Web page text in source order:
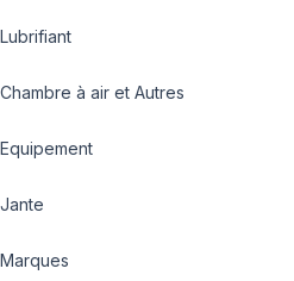
Lubrifiant
Chambre à air et Autres
Equipement
Jante
Marques